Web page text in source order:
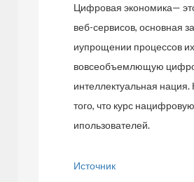
Цифровая экономика—
веб-сервисов, основная
иупрощении процессов
вовсеобъемлющую
интеллектуальная
того, что курс
ипользователей.
Источник